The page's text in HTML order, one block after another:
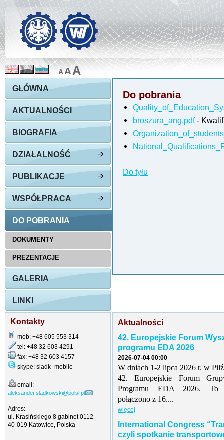
AAA
Do pobrania
broszura_ang.pdf -
Do tyłu
GŁÓWNA
AKTUALNOŚCI
BIOGRAFIA
DZIAŁALNOŚĆ
PUBLIKACJE
WSPÓŁPRACA
DO POBRANIA
DOKUMENTY
PREZENTACJE
GALERIA
LINKI
Kontakty
mob: +48 605 553 314
tel: +48 32 603 4291
fax: +48 32 603 4157
skype: sladk_mobile
email:
aleksander.sladkowski@polsl.pl
Adres:
ul. Krasińskiego 8 gabinet 0112
40-019 Katowice, Polska
Aktualności
42. Europejskie Forum
programu EDA 2026
2026-07-04 00:00
W dniach 1-2 lipca 2026 r. w
42. Europejskie Forum
Programu EDA 2026. To
połączono z 16....
więcej
International Congress
czyli spotkanie